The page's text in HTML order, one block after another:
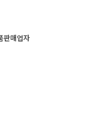
판매업자